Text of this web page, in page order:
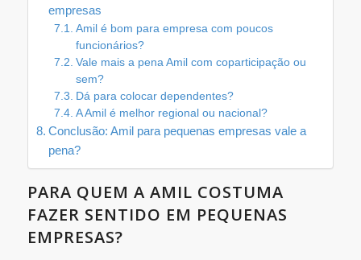
empresas
Amil é bom para empresa com poucos
funcionários?
Vale mais a pena Amil com coparticipação ou
sem?
Dá para colocar dependentes?
A Amil é melhor regional ou nacional?
Conclusão: Amil para pequenas empresas vale a
pena?
PARA QUEM A AMIL COSTUMA
FAZER SENTIDO EM PEQUENAS
EMPRESAS?